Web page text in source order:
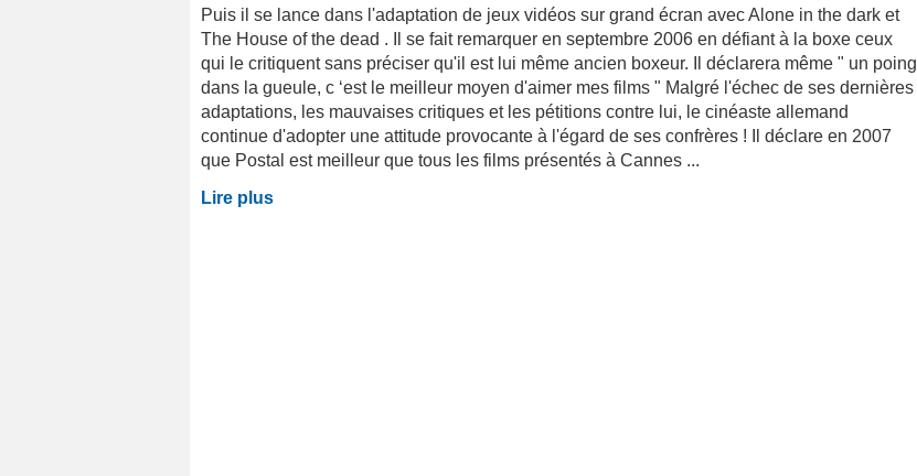
Puis il se lance dans l'adaptation de jeux vidéos sur grand écran avec Alone in the dark et
The House of the dead . Il se fait remarquer en septembre 2006 en défiant à la boxe ceux
qui le critiquent sans préciser qu'il est lui même ancien boxeur. Il déclarera même " un poing
dans la gueule, c ‘est le meilleur moyen d'aimer mes films " Malgré l'échec de ses dernières
adaptations, les mauvaises critiques et les pétitions contre lui, le cinéaste allemand
continue d'adopter une attitude provocante à l'égard de ses confrères ! Il déclare en 2007
que Postal est meilleur que tous les films présentés à Cannes ...
Lire plus